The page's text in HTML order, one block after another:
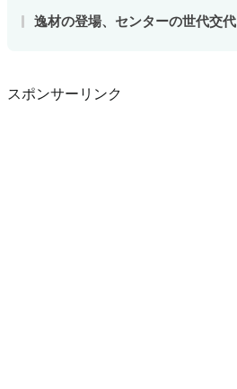
逸材の登場、センターの世代交代
スポンサーリンク